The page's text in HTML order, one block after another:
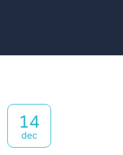
14
dec